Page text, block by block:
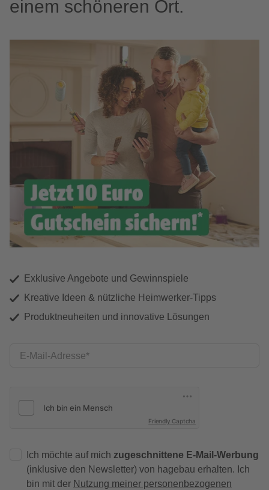
einem schöneren Ort.
Exklusive Angebote und Gewinnspiele
Kreative Ideen & nützliche Heimwerker-Tipps
Produktneuheiten und innovative Lösungen
E-Mail-Adresse
Friendly Captcha
Ich möchte auf mich zugeschnittene E-Mail-Werbung
(inklusive den Newsletter) von hagebau erhalten. Ich
bin mit der Nutzung meiner personenbezogenen